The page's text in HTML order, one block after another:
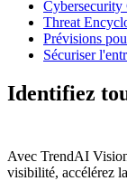
Cybersecurity
Threat
Prévisions
Sécuriser
Identifiez
Avec TrendAI
visibilité, accélérez